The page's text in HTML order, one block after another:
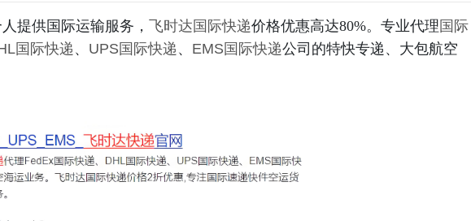
提供国际运输服务， 飞时达 国际快递价格优惠高达80%。专业代理 国际
国际快递、 UPS国际快递 、 EMS国际快递公司的特快专递、大包航空